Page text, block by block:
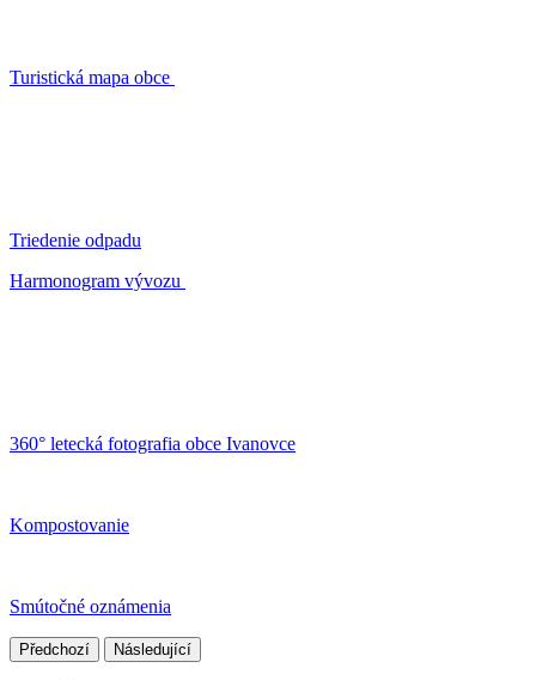
Turistická mapa obce
Triedenie odpadu
Harmonogram vývozu
360° letecká fotografia obce Ivanovce
Kompostovanie
Smútočné oznámenia
Předchozí Následující